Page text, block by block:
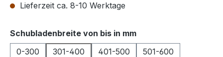
Lieferzeit ca. 8-10 Werktage
Schubladenbreite von bis in mmauswählen
0-300
301-400 401-500
501-600